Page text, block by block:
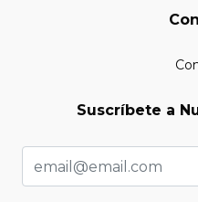
Suscríbete a